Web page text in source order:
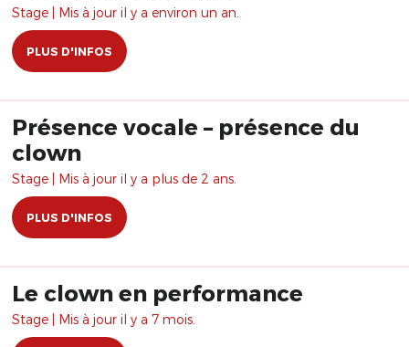
Stage | Mis à jour il y a environ un an.
PLUS D'INFOS
Présence vocale – présence du
clown
Stage | Mis à jour il y a plus de 2 ans.
PLUS D'INFOS
Le clown en performance
Stage | Mis à jour il y a 7 mois.